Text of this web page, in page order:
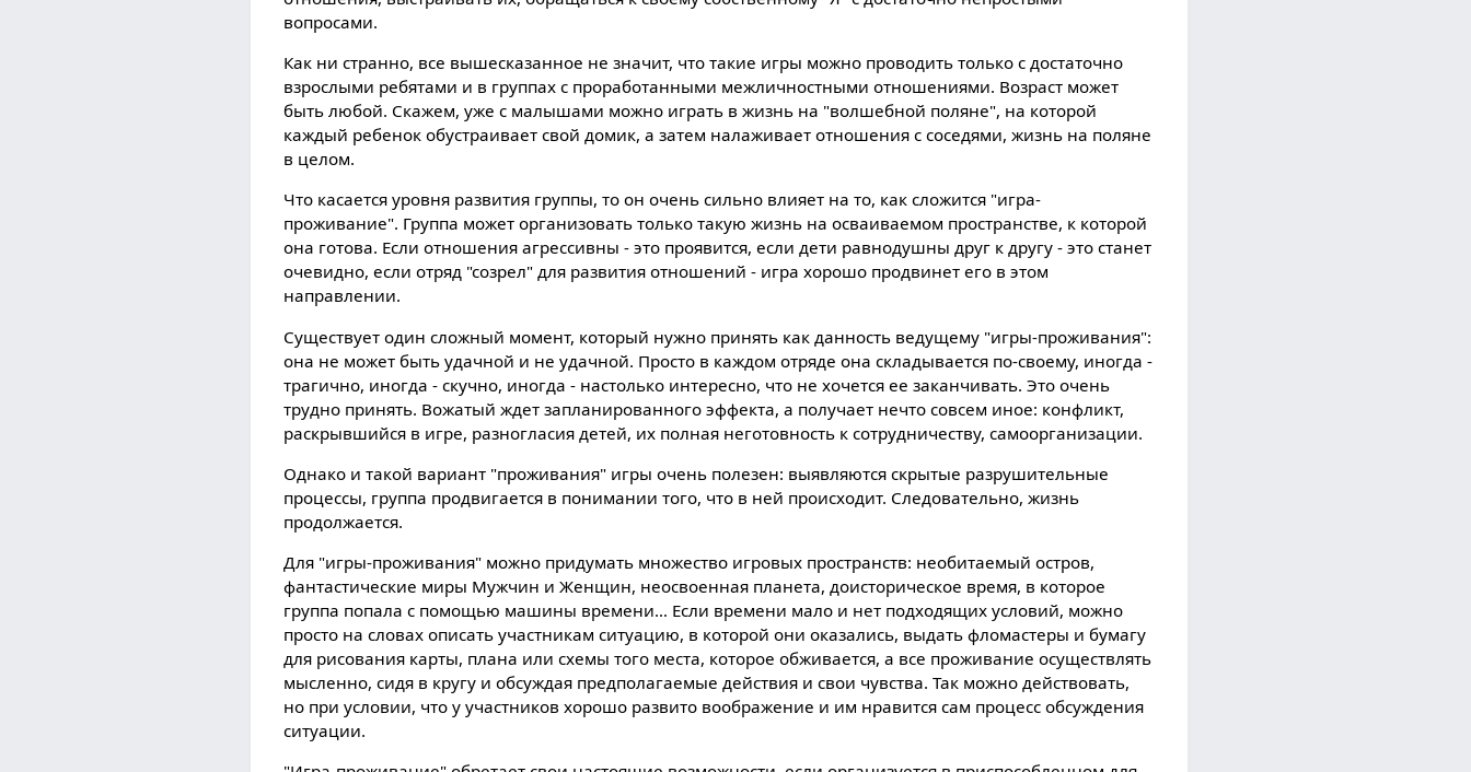
вопросами.
Как ни странно, все вышесказанное не значит, что такие игры можно проводить только с достаточно
взрослыми ребятами и в группах с проработанными межличностными отношениями. Возраст может
быть любой. Скажем, уже с малышами можно играть в жизнь на "волшебной поляне", на которой
каждый ребенок обустраивает свой домик, а затем налаживает отношения с соседями, жизнь на поляне
в целом.
Что касается уровня развития группы, то он очень сильно влияет на то, как сложится "игра-
проживание". Группа может организовать только такую жизнь на осваиваемом пространстве, к которой
она готова. Если отношения агрессивны - это проявится, если дети равнодушны друг к другу - это станет
очевидно, если отряд "созрел" для развития отношений - игра хорошо продвинет его в этом
направлении.
Существует один сложный момент, который нужно принять как данность ведущему "игры-проживания":
она не может быть удачной и не удачной. Просто в каждом отряде она складывается по-своему, иногда -
трагично, иногда - скучно, иногда - настолько интересно, что не хочется ее заканчивать. Это очень
трудно принять. Вожатый ждет запланированного эффекта, а получает нечто совсем иное: конфликт,
раскрывшийся в игре, разногласия детей, их полная неготовность к сотрудничеству, самоорганизации.
Однако и такой вариант "проживания" игры очень полезен: выявляются скрытые разрушительные
процессы, группа продвигается в понимании того, что в ней происходит. Следовательно, жизнь
продолжается.
Для "игры-проживания" можно придумать множество игровых пространств: необитаемый остров,
фантастические миры Мужчин и Женщин, неосвоенная планета, доисторическое время, в которое
группа попала с помощью машины времени… Если времени мало и нет подходящих условий, можно
просто на словах описать участникам ситуацию, в которой они оказались, выдать фломастеры и бумагу
для рисования карты, плана или схемы того места, которое обживается, а все проживание осуществлять
мысленно, сидя в кругу и обсуждая предполагаемые действия и свои чувства. Так можно действовать,
но при условии, что у участников хорошо развито воображение и им нравится сам процесс обсуждения
ситуации.